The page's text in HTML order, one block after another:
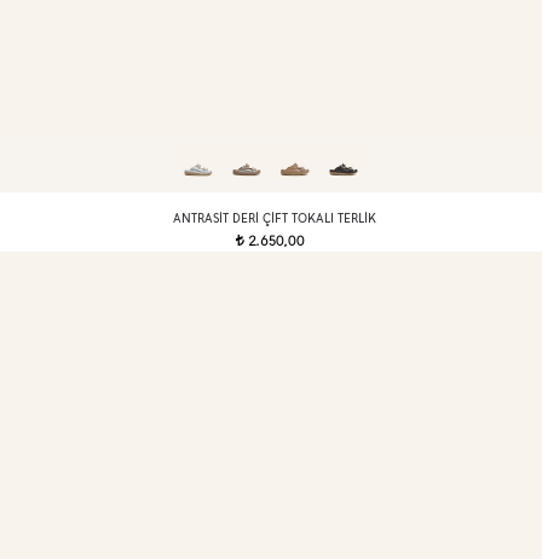
ANTRASIT DERI ÇIFT TOKALI TERLIK
t2.650,00